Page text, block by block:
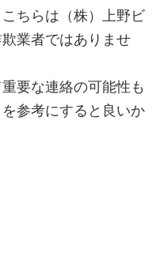
ちらは（株）上野ビ
業者ではありませ
重要な連絡の可能性も
参考にすると良いか